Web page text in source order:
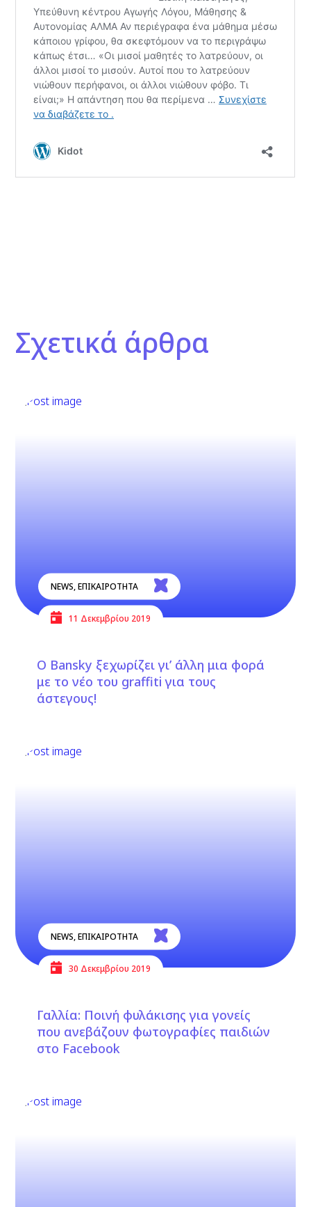
Σχετικά άρθρα
NEWS,ΕΠΙΚΑΙΡΟΤΗΤΑ
11 Δεκεμβρίου 2019
O Bansky ξεχωρίζει γι’ άλλη μια φορά
με το νέο του graffiti για τους
άστεγους!
NEWS,ΕΠΙΚΑΙΡΟΤΗΤΑ
30 Δεκεμβρίου 2019
Γαλλία: Ποινή φυλάκισης για γονείς
που ανεβάζουν φωτογραφίες παιδιών
στο Facebook